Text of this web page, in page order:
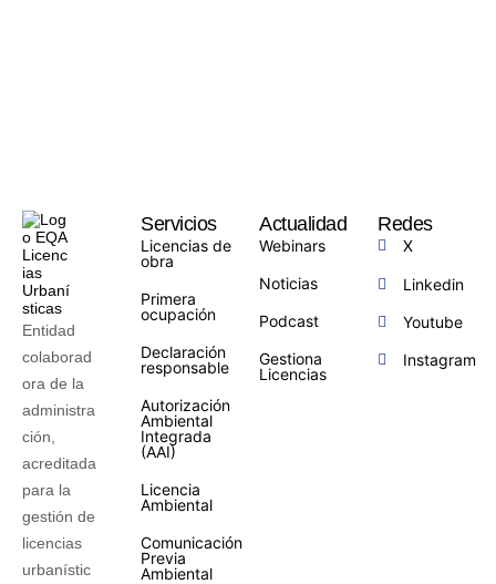
Entidad
colaborad
ora de la
administra
ción,
acreditada
para la
gestión de
licencias
urbanístic
Servicios
Licencias de
obra
Primera
ocupación
Declaración
responsable
Autorización
Ambiental
Integrada
(AAI)
Licencia
Ambiental
Comunicación
Previa
Ambiental
Actualidad
Webinars
Noticias
Podcast
Gestiona
Licencias
Redes
X
Linkedin
Youtube
Instagram